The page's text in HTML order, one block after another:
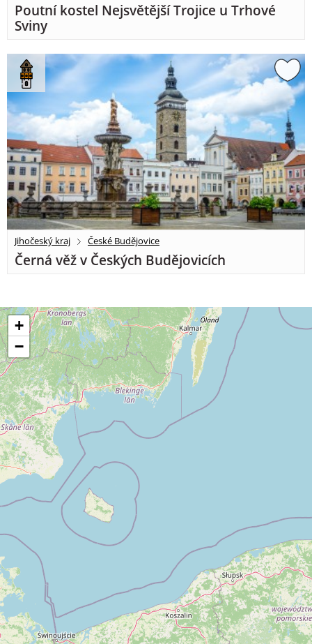
Poutní kostel Nejsvětější Trojice u Trhové
Sviny
Jihočeský kraj České Budějovice
Černá věž v Českých Budějovicích
+
−